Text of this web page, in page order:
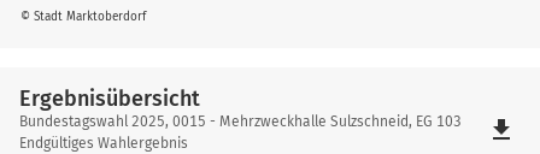
© Stadt Marktoberdorf
Ergebnisübersicht
Ergebnisübersicht
Bundestagswahl 2025, 0015 - Mehrzweckhalle Sulzschneid, EG 103
Endgültiges Wahlergebnis
file_download